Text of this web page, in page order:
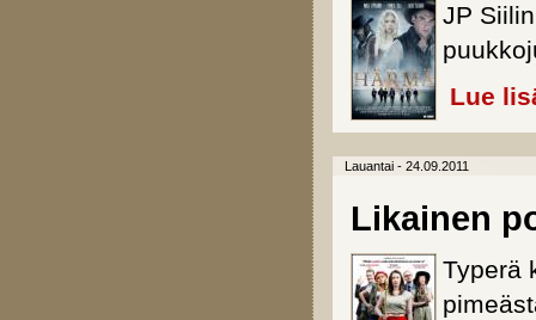
JP
Lue
Lauantai - 24.09.2011
Likainen
Typerä